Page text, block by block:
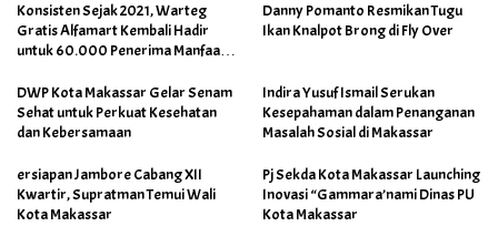
Konsisten Sejak 2021, Warteg
Gratis Alfamart Kembali Hadir
untuk 60.000 Penerima Manfaat
Danny Pomanto Resmikan Tugu
Ikan Knalpot Brong di Fly Over
DWP Kota Makassar Gelar Senam
Sehat untuk Perkuat Kesehatan
dan Kebersamaan
Indira Yusuf Ismail Serukan
Kesepahaman dalam Penanganan
Masalah Sosial di Makassar
ersiapan Jambore Cabang XII
Kwartir, Supratman Temui Wali
Kota Makassar
Pj Sekda Kota Makassar Launching
Inovasi “Gammara’nami Dinas PU
Kota Makassar